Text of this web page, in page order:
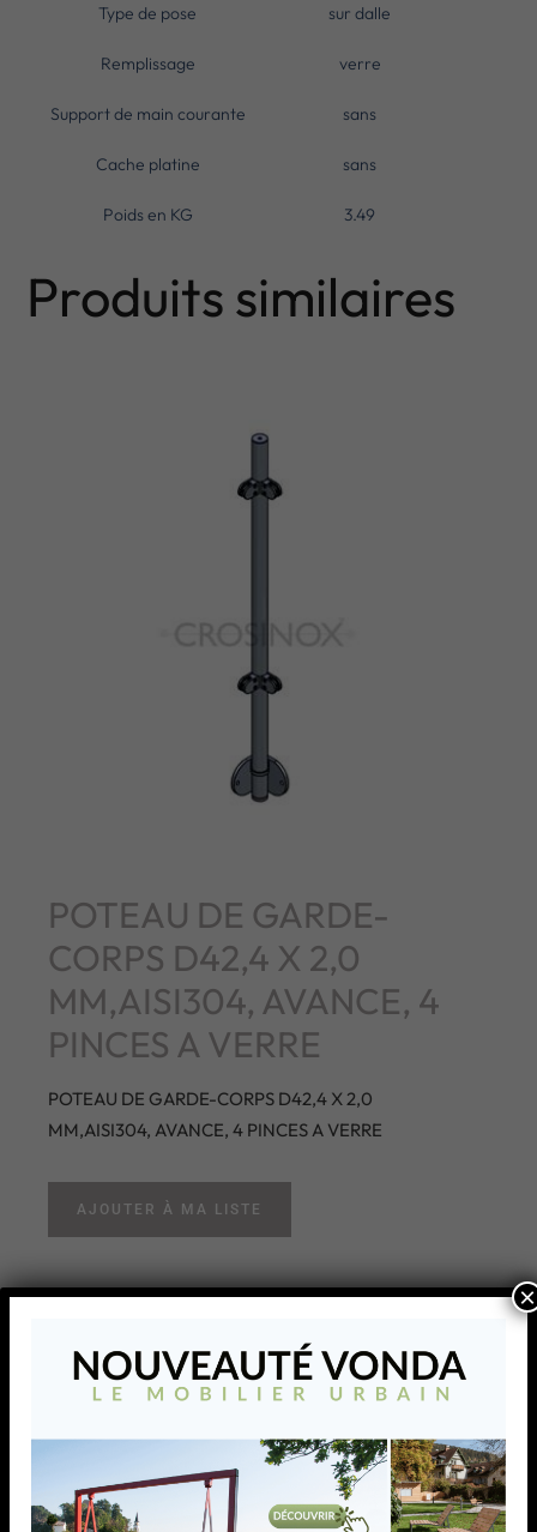
Type de pose sur dalle
Remplissage verre
Support de main courante sans
Cache platine sans
Poids en KG 3.49
Produits similaires
POTEAU DE GARDE-
CORPS D42,4 X 2,0
MM,AISI304, AVANCE, 4
PINCES A VERRE
POTEAU DE GARDE-CORPS D42,4 X 2,0
MM,AISI304, AVANCE, 4 PINCES A VERRE
AJOUTER À MA LISTE
×